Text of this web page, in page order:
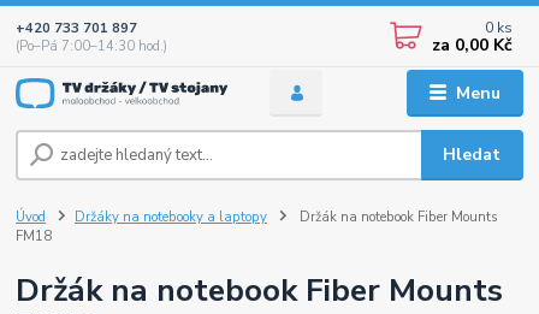
Menu
Hledat
+420 733 701 897
(Po–Pá 7:00–14:30 hod.)
0 ks
za 0,00 Kč
Úvod Držáky na notebooky a laptopy
Držák na notebook Fiber Mounts
FM18
Držák na notebook Fiber Mounts